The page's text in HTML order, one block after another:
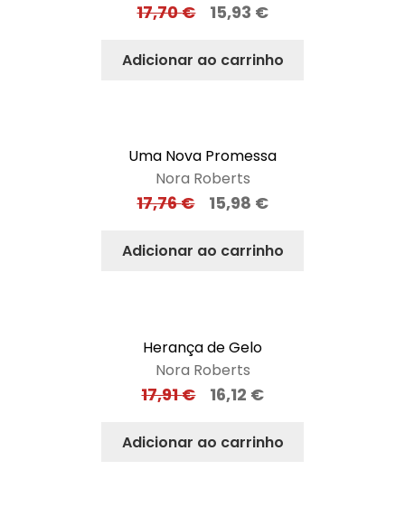
17,70€ 15,93 €
Adicionar ao carrinho
Uma Nova Promessa
Nora Roberts
17,76€ 15,98 €
Adicionar ao carrinho
Herança de Gelo
Nora Roberts
17,91€ 16,12 €
Adicionar ao carrinho